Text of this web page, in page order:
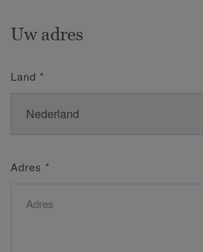
Uw adres
Land *
Adres *